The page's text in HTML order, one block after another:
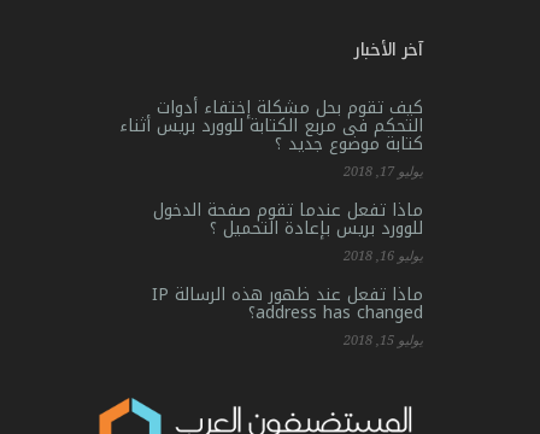
آخر الأخبار
كيف تقوم بحل مشكلة إختفاء أدوات
التحكم فى مربع الكتابة للوورد بريس أثناء
كتابة موضوع جديد ؟
يوليو 17, 2018
ماذا تفعل عندما تقوم صفحة الدخول
للوورد بريس بإعادة التحميل ؟
يوليو 16, 2018
ماذا تفعل عند ظهور هذه الرسالة IP
address has changed؟
يوليو 15, 2018